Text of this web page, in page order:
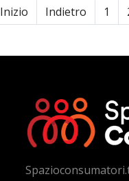
Inizio Indietro 1